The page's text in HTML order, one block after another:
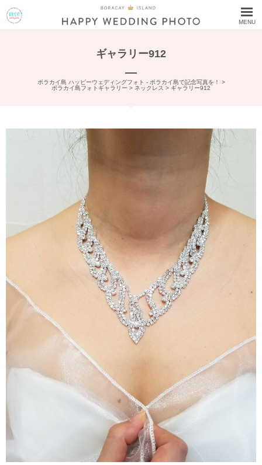
MENU
ギャラリー912
ボラカイ島 ハッピーウェディングフォト - ボラカイ島で記念写真を！
>
ボラカイ島フォトギャラリー > ネックレス > ギャラリー912